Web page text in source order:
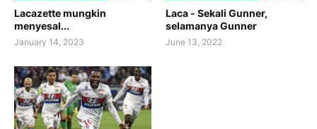
Lacazette mungkin
menyesal...
January 14, 2023
Laca - Sekali Gunner,
selamanya Gunner
June 13, 2022